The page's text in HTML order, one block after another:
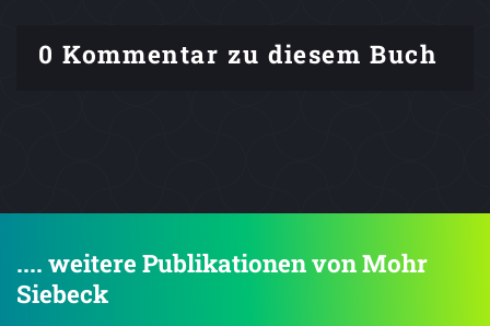
0 Kommentar zu diesem Buch
.... weitere Publikationen von Mohr
Siebeck